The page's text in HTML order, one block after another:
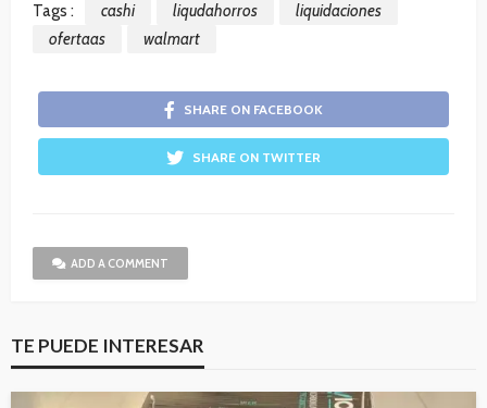
Tags : cashi liqudahorros
liquidaciones
ofertaas
walmart
SHARE ON FACEBOOK
SHARE ON TWITTER
ADD A COMMENT
TE PUEDE INTERESAR